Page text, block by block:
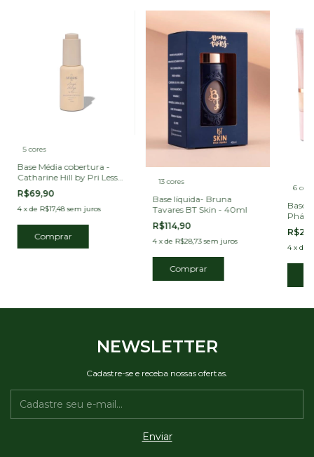
5 cores
Base Média cobertura -
Catharine Hill by Pri Lessa
- Angel Wings
R$69,90
4 xde R$17,48 sem juros
Comprar
13 cores
Base líquida- Bruna
Tavares BT Skin - 40ml
R$114,90
4 xde R$28,73 sem juros
Comprar
6
Base
4 x de
NEWSLETTER
Cadastre-se e receba nossas ofertas.